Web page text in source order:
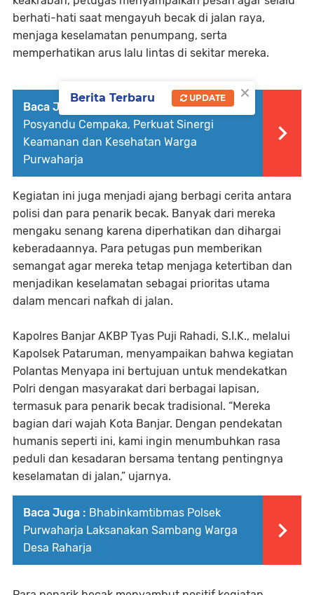
berhati-hati saat mengayuh becak di jalan raya,
menjaga keselamatan penumpang, serta
memperhatikan arus lalu lintas di sekitar mereka.
Baca Juga :
Bhabinkamtibmas Hadir di
Posyandu Cempaka, Perkuat Sinergi
Keamanan dan Kesehatan Warga
Purwaharja
Kegiatan ini juga menjadi ajang berbagi cerita antara
polisi dan para penarik becak. Banyak dari mereka
mengaku senang karena diperhatikan dan dihargai
keberadaannya. Para petugas pun memberikan
semangat agar mereka tetap menjaga ketertiban dan
menjadikan keselamatan sebagai prioritas utama
dalam mencari nafkah di jalan.
Kapolres Banjar AKBP Tyas Puji Rahadi, S.I.K., melalui
Kapolsek Pataruman, menyampaikan bahwa kegiatan
Polantas Menyapa ini bertujuan untuk mendekatkan
Polri dengan masyarakat dari berbagai lapisan,
termasuk para penarik becak tradisional. “Mereka
bagian dari wajah Kota Banjar. Dengan pendekatan
humanis seperti ini, kami ingin menumbuhkan rasa
peduli dan kesadaran bersama tentang pentingnya
keselamatan di jalan,” ujarnya.
Baca Juga : Bhabinkamtibmas Polsek
Purwaharja Laksanakan Sambang Warga
Desa Raharja
×
Berita Terbaru UPDATE